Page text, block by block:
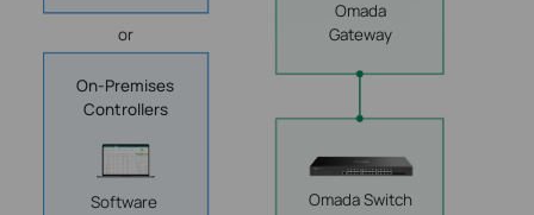
On-Premises
Controllers
or
Software
Omada
Gateway
Omada Switch